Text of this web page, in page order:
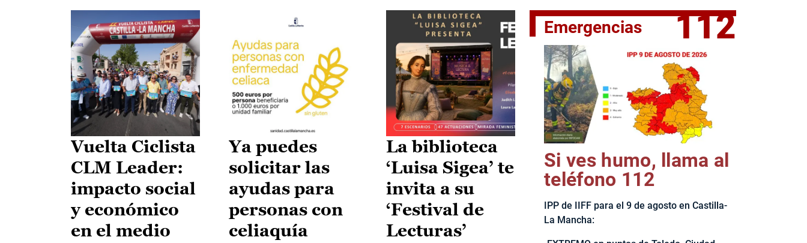
II Vuelta Ciclista CLM LEADER
Vuelta Ciclista
CLM Leader:
impacto social
y económico
en el medio
Ya puedes
solicitar las
ayudas para
personas con
celiaquía
La biblioteca
‘Luisa Sigea’ te
invita a su
‘Festival de
Lecturas’
Emergencias 112
Si ves humo, llama al
teléfono 112
IPP de IIFF para el 9 de agosto en Castilla-
La Mancha: